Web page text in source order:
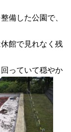
備した公園で、
館で見れなく残
っていて穏やか